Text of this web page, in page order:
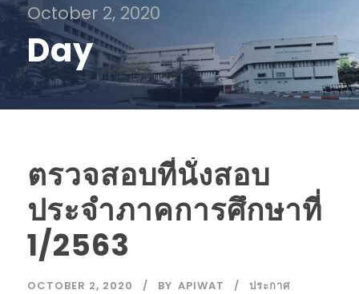
October 2, 2020
Day
ตรวจสอบที่นั่งสอบ
ประจำภาคการศึกษาที่
1/2563
OCTOBER 2, 2020 BY APIWAT ประกาศ